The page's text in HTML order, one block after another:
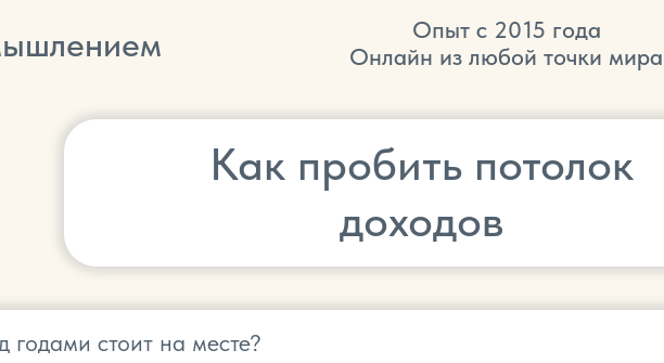
Опыт с 2015 года
Онлайн из любой точки мира
годами стоит на месте?
Как пробить потолок
доходов